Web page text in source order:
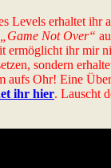
Levels erhaltet ihr
„Game Not Over“
ermöglicht ihr mir
sondern
aufs Ohr! Eine
ihr hier. Lauscht